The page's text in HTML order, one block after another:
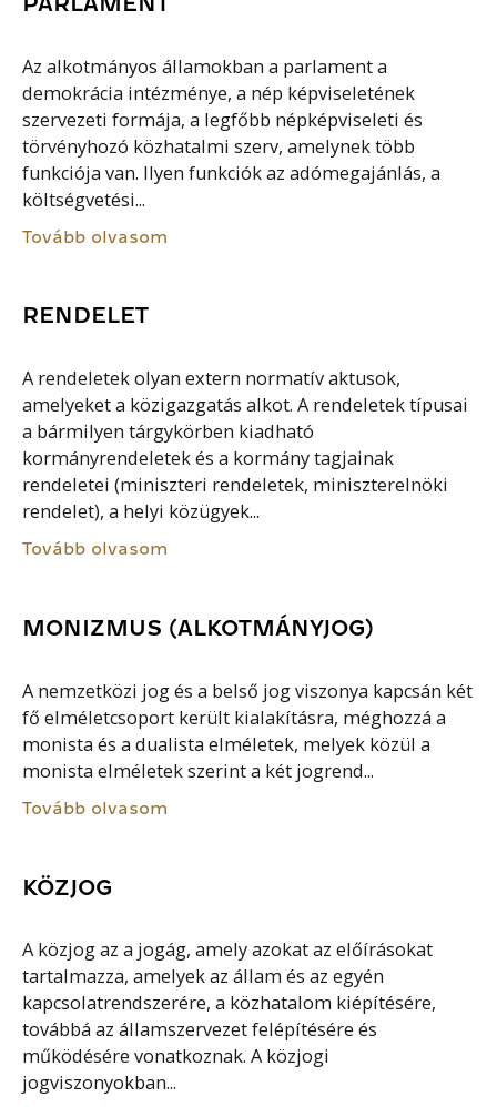
Az alkotmányos államokban a parlament a
demokrácia intézménye, a nép képviseletének
szervezeti formája, a legfőbb népképviseleti és
törvényhozó közhatalmi szerv, amelynek több
funkciója van. Ilyen funkciók az adómegajánlás, a
költségvetési...
Tovább olvasom
RENDELET
A rendeletek olyan extern normatív aktusok,
amelyeket a közigazgatás alkot. A rendeletek típusai
a bármilyen tárgykörben kiadható
kormányrendeletek és a kormány tagjainak
rendeletei (miniszteri rendeletek, miniszterelnöki
rendelet), a helyi közügyek...
Tovább olvasom
MONIZMUS (ALKOTMÁNYJOG)
A nemzetközi jog és a belső jog viszonya kapcsán két
fő elméletcsoport került kialakításra, méghozzá a
monista és a dualista elméletek, melyek közül a
monista elméletek szerint a két jogrend...
Tovább olvasom
KÖZJOG
A közjog az a jogág, amely azokat az előírásokat
tartalmazza, amelyek az állam és az egyén
kapcsolatrendszerére, a közhatalom kiépítésére,
továbbá az államszervezet felépítésére és
működésére vonatkoznak. A közjogi
jogviszonyokban...